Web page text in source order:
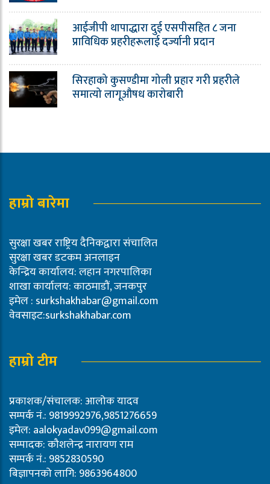
आईजीपी थापाद्धारा दुई एसपीसहित ८ जना
प्राविधिक प्रहरीहरूलाई दर्ज्यानी प्रदान
सिरहाको कुसण्डीमा गोली प्रहार गरी प्रहरीले
समात्यो लागूऔषध कारोबारी
हाम्रो बारेमा
सुरक्षा खबर राष्ट्रिय दैनिकद्वारा संचालित
सुरक्षा खबर डटकम अनलाइन
केन्द्रिय कार्यालय: लहान नगरपालिका
शाखा कार्यालय: काठमाडौं, जनकपुर
इमेल : surkshakhabar@gmail.com
वेवसाइट:surkshakhabar.com
हाम्रो टीम
प्रकाशक/संचालक: आलोक यादव
सम्पर्क नं.: 9819992976,9851276659
इमेल: aalokyadav099@gmail.com
सम्पादक: कौशलेन्द्र नारायण राम
सम्पर्क नं.: 9852830590
बिज्ञापनको लागि: 9863964800